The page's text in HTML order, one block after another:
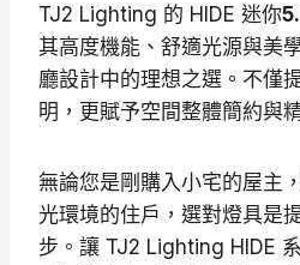
N
T
$
0
TJ2 Lighting 的 HIDE 迷你
其高度機能、舒適光源與美
廳設計中的理想之選。不僅
明，更賦予空間整體簡約與
無論您是剛購入小宅的屋主
光環境的住戶，選對燈具是
步。讓 TJ2 Lighting HIDE